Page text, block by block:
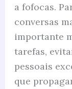
a fofocas.
conversas
importante
tarefas,
pessoais
que